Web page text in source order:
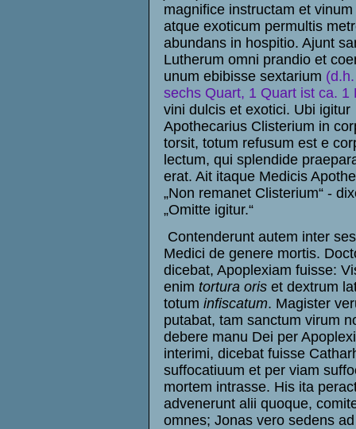
magnifice instructam et
atque exoticum permultis
abundans in hospitio. Ajunt
Lutherum omni prandio et
unum ebibisse sextarium
sechs Quart, 1 Quart ist ca. 1
vini dulcis et exotici. Ubi igitur
Apothecarius Clisterium in
torsit, totum refusum est e
lectum, qui splendide
erat. Ait itaque Medicis
„Non remanet Clisterium“ -
„Omitte igitur.“
Contenderunt autem inter
Medici de genere mortis.
dicebat, Apoplexiam fuisse:
enim tortura oris et dextrum
totum infiscatum. Magister
putabat, tam sanctum virum
debere manu Dei per
interimi, dicebat fuisse
suffocatiuum et per viam
mortem intrasse. His ita
advenerunt alii quoque,
omnes; Jonas vero sedens